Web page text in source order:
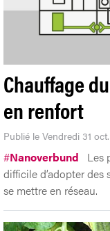
Chauffage
en renfort
Publié le Vendredi 31
#Nanoverbund
Les
difficile d’adopter
se mettre en réseau.